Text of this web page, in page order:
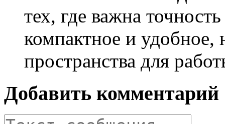
тех, где важна
компактное и удобное,
пространства для
Добавить комментарий